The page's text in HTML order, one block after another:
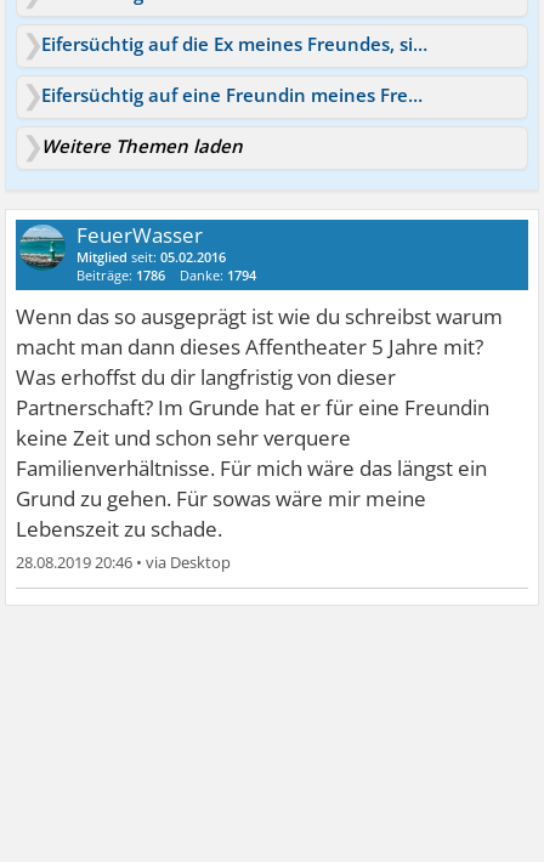
Eifersüchtig auf die Ex meines Freundes, sie ruft ihn oft an
Eifersüchtig auf eine Freundin meines Freundes
Weitere Themen laden
FeuerWasser
Mitglied seit:05.02.2016
Beiträge: 1786 Danke: 1794
Wenn das so ausgeprägt ist wie du schreibst warum
macht man dann dieses Affentheater 5 Jahre mit?
Was erhoffst du dir langfristig von dieser
Partnerschaft? Im Grunde hat er für eine Freundin
keine Zeit und schon sehr verquere
Familienverhältnisse. Für mich wäre das längst ein
Grund zu gehen. Für sowas wäre mir meine
Lebenszeit zu schade.
28.08.2019 20:46 •